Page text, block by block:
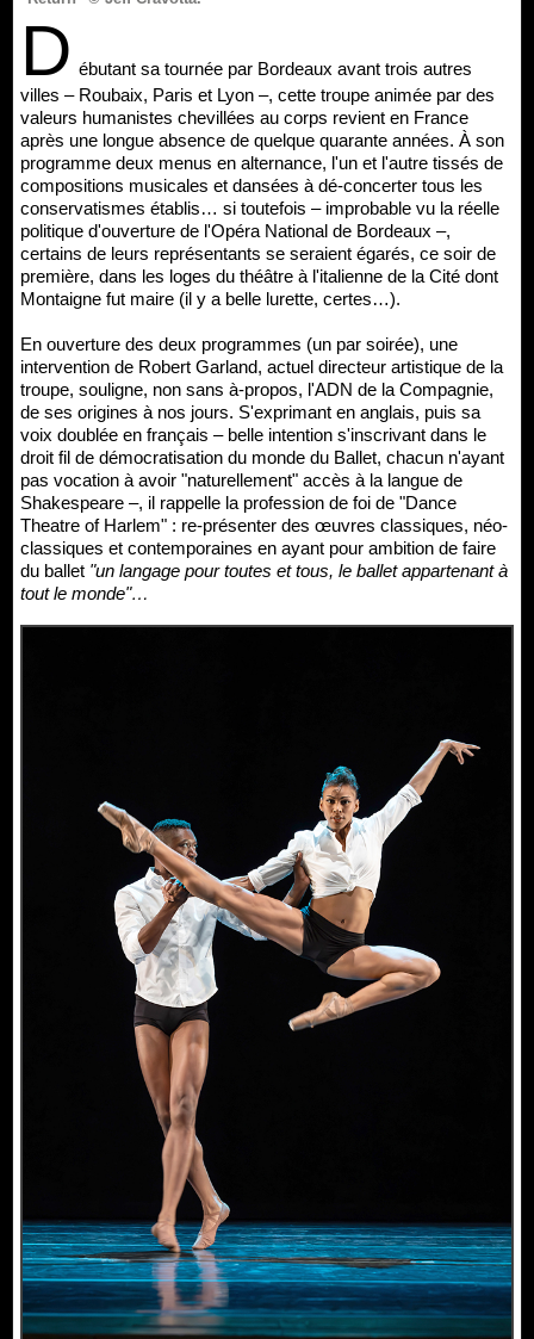
D ébutant sa tournée par Bordeaux avant trois autres
villes – Roubaix, Paris et Lyon –, cette troupe animée par des
valeurs humanistes chevillées au corps revient en France
après une longue absence de quelque quarante années. À son
programme deux menus en alternance, l'un et l'autre tissés de
compositions musicales et dansées à dé-concerter tous les
conservatismes établis… si toutefois – improbable vu la réelle
politique d'ouverture de l'Opéra National de Bordeaux –,
certains de leurs représentants se seraient égarés, ce soir de
première, dans les loges du théâtre à l'italienne de la Cité dont
Montaigne fut maire (il y a belle lurette, certes…).
En ouverture des deux programmes (un par soirée), une
intervention de Robert Garland, actuel directeur artistique de la
troupe, souligne, non sans à-propos, l'ADN de la Compagnie,
de ses origines à nos jours. S'exprimant en anglais, puis sa
voix doublée en français – belle intention s'inscrivant dans le
droit fil de démocratisation du monde du Ballet, chacun n'ayant
pas vocation à avoir "naturellement" accès à la langue de
Shakespeare –, il rappelle la profession de foi de "Dance
Theatre of Harlem" : re-présenter des œuvres classiques, néo-
classiques et contemporaines en ayant pour ambition de faire
du ballet "un langage pour toutes et tous, le ballet appartenant à
tout le monde"…